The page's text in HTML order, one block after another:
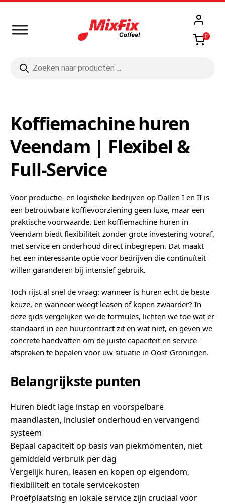
0
zoeken
Koffiemachine huren
Veendam | Flexibel &
Full-Service
Voor productie- en logistieke bedrijven op Dallen I en II is
een betrouwbare koffievoorziening geen luxe, maar een
praktische voorwaarde. Een koffiemachine huren in
Veendam biedt flexibiliteit zonder grote investering vooraf,
met service en onderhoud direct inbegrepen. Dat maakt
het een interessante optie voor bedrijven die continuïteit
willen garanderen bij intensief gebruik.
Toch rijst al snel de vraag: wanneer is huren echt de beste
keuze, en wanneer weegt leasen of kopen zwaarder? In
deze gids vergelijken we de formules, lichten we toe wat er
standaard in een huurcontract zit en wat niet, en geven we
concrete handvatten om de juiste capaciteit en service-
afspraken te bepalen voor uw situatie in Oost-Groningen.
Belangrijkste punten
Huren biedt lage instap en voorspelbare
maandlasten, inclusief onderhoud en vervangend
systeem
Bepaal capaciteit op basis van piekmomenten, niet
gemiddeld verbruik per dag
Vergelijk huren, leasen en kopen op eigendom,
flexibiliteit en totale servicekosten
Proefplaatsing en lokale service zijn cruciaal voor